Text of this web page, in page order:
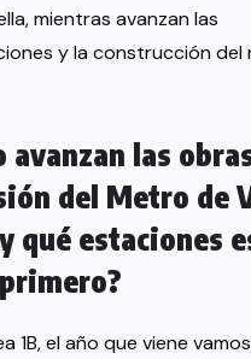
mientras avanzan las
y la construcción del
avanzan las
del Metro de
qué estaciones
1B, el año que viene